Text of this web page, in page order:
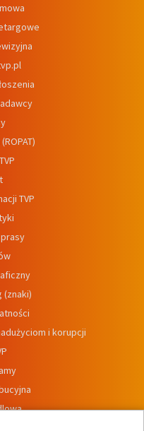
TVP
(znaki)
i korupcji